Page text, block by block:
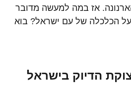
אז במה למעשה מדובר
על הכלכלה של עם ישראל? בוא
הדיוק בישראל